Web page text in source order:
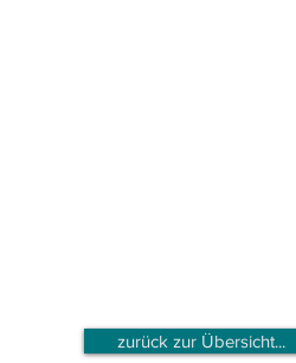
zurück zur Übersicht...